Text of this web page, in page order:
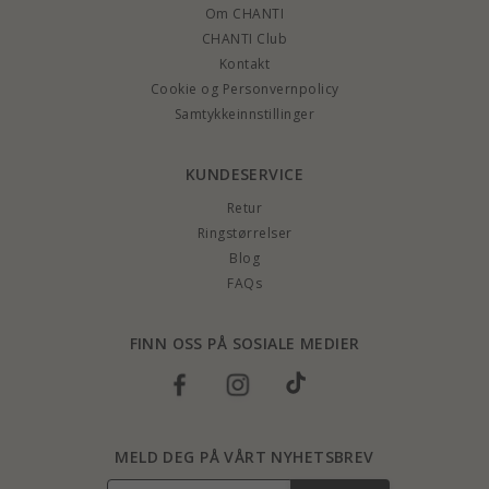
Om CHANTI
CHANTI Club
Kontakt
Cookie og Personvernpolicy
Samtykkeinnstillinger
KUNDESERVICE
Retur
Ringstørrelser
Blog
FAQs
FINN OSS PÅ SOSIALE MEDIER
MELD DEG PÅ VÅRT NYHETSBREV